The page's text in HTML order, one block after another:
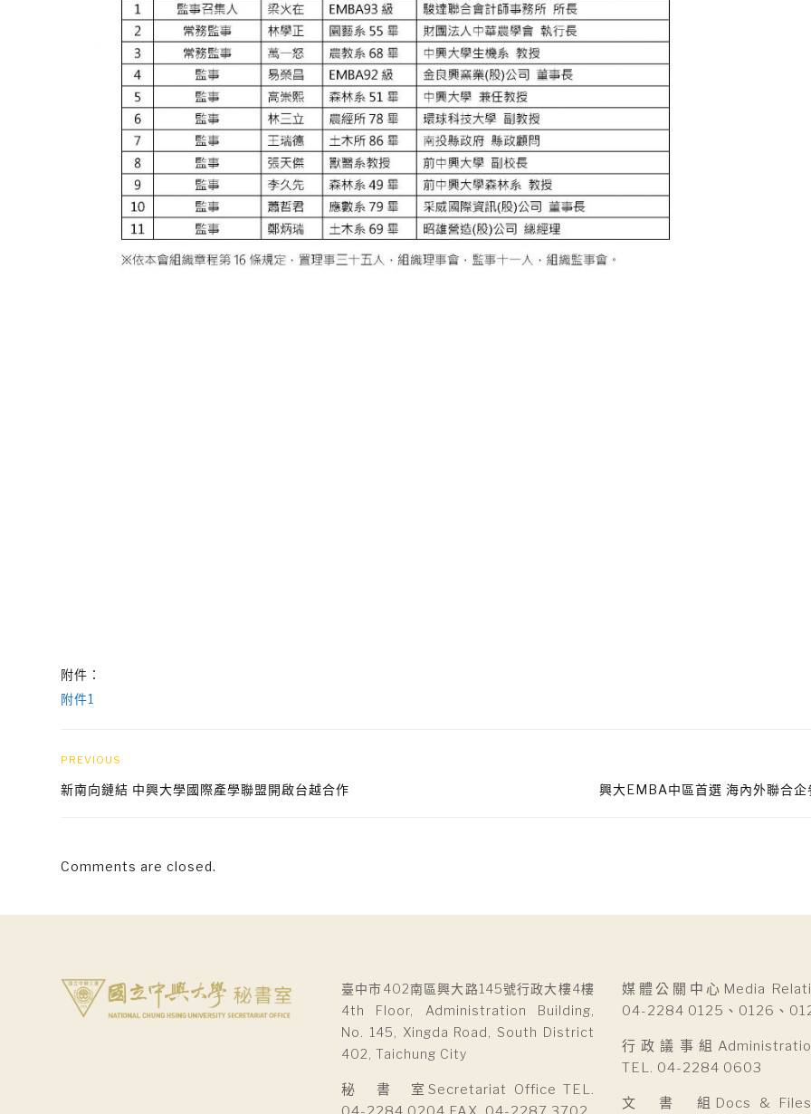
附件：
附件1
PREVIOUS
新南向鏈結 中興大學國際產學聯盟開啟台越合作 興大EMBA中區首選 海內外聯合企
Comments are closed.
臺中市402南區興大路145號行政大樓4樓
4th Floor, Administration Building,
No. 145, Xingda Road, South District
402, Taichung City
秘 書 室Secretariat Office TEL.
媒體公關中心Media
04-2284 0125、0126、
行政議事組
TEL. 04-2284 0603
文 書 組Docs & Files